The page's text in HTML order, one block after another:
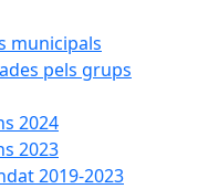
municipals
pels grups
2024
2023
2019-2023